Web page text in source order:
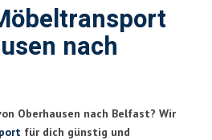
nach
Oberhausen nach Belfast? Wir
für dich günstig und